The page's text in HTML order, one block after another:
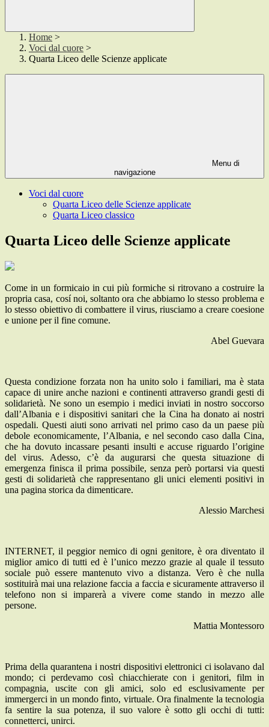
Home >
Voci dal cuore >
Quarta Liceo delle Scienze applicate
Menu di
navigazione
Voci dal cuore
Quarta Liceo delle Scienze applicate
Quarta Liceo classico
Quarta Liceo delle Scienze applicate
Come in un formicaio in cui più formiche si ritrovano a costruire la
propria casa, cosí noi, soltanto ora che abbiamo lo stesso problema e
lo stesso obiettivo di combattere il virus, riusciamo a creare coesione
e unione per il fine comune.
Abel Guevara
Questa condizione forzata non ha unito solo i familiari, ma è stata
capace di unire anche nazioni e continenti attraverso grandi gesti di
solidarietà. Ne sono un esempio i medici inviati in nostro soccorso
dall’Albania e i dispositivi sanitari che la Cina ha donato ai nostri
ospedali. Questi aiuti sono arrivati nel primo caso da un paese più
debole economicamente, l’Albania, e nel secondo caso dalla Cina,
che ha dovuto incassare pesanti insulti e accuse riguardo l’origine
del virus. Adesso, c’è da augurarsi che questa situazione di
emergenza finisca il prima possibile, senza però portarsi via questi
gesti di solidarietà che rappresentano gli unici elementi positivi in
una pagina storica da dimenticare.
Alessio Marchesi
INTERNET, il peggior nemico di ogni genitore, è ora diventato il
miglior amico di tutti ed è l’unico mezzo grazie al quale il tessuto
sociale può essere mantenuto vivo a distanza. Vero è che nulla
sostituirà mai una relazione faccia a faccia e sicuramente attraverso il
telefono non si imparerà a vivere come stando in mezzo alle
persone.
Mattia Montessoro
Prima della quarantena i nostri dispositivi elettronici ci isolavano dal
mondo; ci perdevamo così chiacchierate con i genitori, film in
compagnia, uscite con gli amici, solo ed esclusivamente per
immergerci in un mondo finto, virtuale. Ora finalmente la tecnologia
fa sentire la sua potenza, il suo valore è sotto gli occhi di tutti:
connetterci, unirci.